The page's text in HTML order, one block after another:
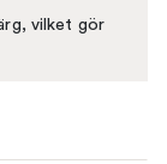
vilket gör